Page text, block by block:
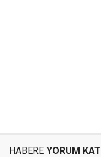
HABERE YORUM KAT